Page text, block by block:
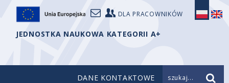
DLA PRACOWNIKÓW
JEDNOSTKA NAUKOWA KATEGORII A+
DANE KONTAKTOWE szukaj...